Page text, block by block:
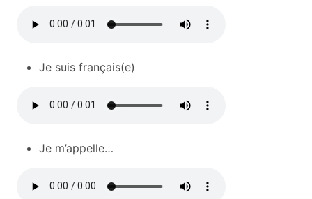
Je suis français(e)
Je m’appelle…